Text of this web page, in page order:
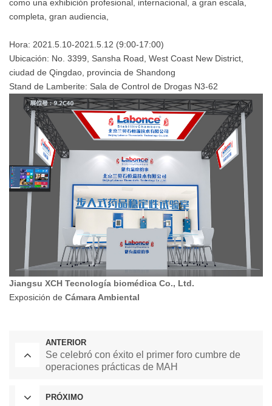
como una exhibición profesional, internacional, a gran escala,
completa, gran audiencia,
Hora: 2021.5.10-2021.5.12 (9:00-17:00)
Ubicación: No. 3399, Sansha Road, West Coast New District,
ciudad de Qingdao, provincia de Shandong
Stand de Lamberite: Sala de Control de Drogas N3-62
Jiangsu XCH Tecnología biomédica Co., Ltd.
Exposición de Cámara Ambiental
ANTERIOR
Se celebró con éxito el primer foro cumbre de
operaciones prácticas de MAH
PRÓXIMO